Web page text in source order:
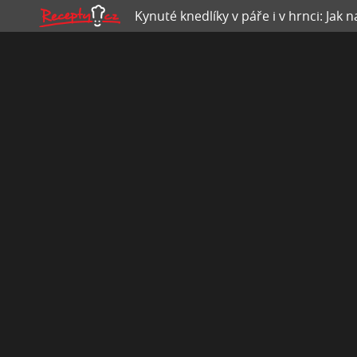
Kynuté knedlíky v páře i v hrnci: Jak